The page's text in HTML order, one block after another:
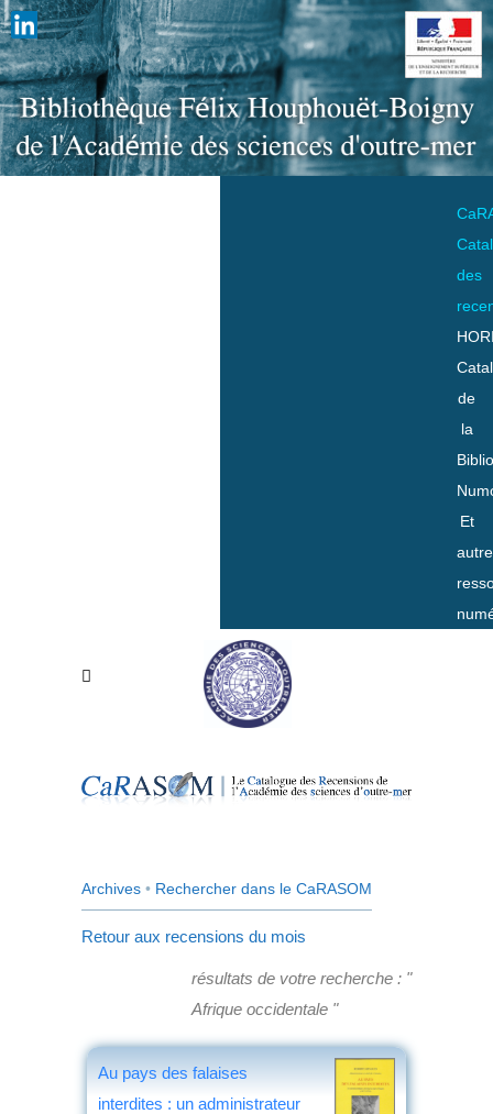
des
de
la
Et
Archives • Rechercher dans le CaRASOM
Retour aux recensions du mois
résultats de votre recherche : "
Afrique occidentale "
Au pays des falaises
interdites : un administrateur